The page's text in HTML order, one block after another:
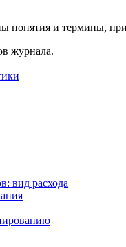
понятия и термины,
журнала.
вид расхода